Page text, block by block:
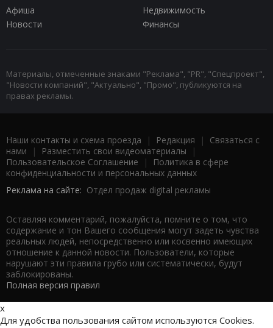
Афиша
Недвижимость
Новости
Финансы
Материалы, отмеченные знаками "Реклама", "PR", "Спецпроект",
"Новости компаний", "Актуально", "Промо", публикуются на
правах рекламы.
Наши контакты и схема проезда | Редакция | Связаться с
нами | Разместить свои видеоматериалы |
Пользовательское Соглашение |
Политика в сфере
конфиденциальности и персональных данных
Реклама на сайте: Отдел продаж digital рекламы
Оставляя комментарий, пожалуйста, помните о том, что
содержание и тон Вашего сообщения могут задеть чувства
реальных людей, непосредственно или косвенно имеющих
отношение к данной новости. Пользователи, которые
нарушают эти правила грубо или систематически, будут
заблокированы.
Полная версия правил
x
Для удобства пользования сайтом используются Cookies.